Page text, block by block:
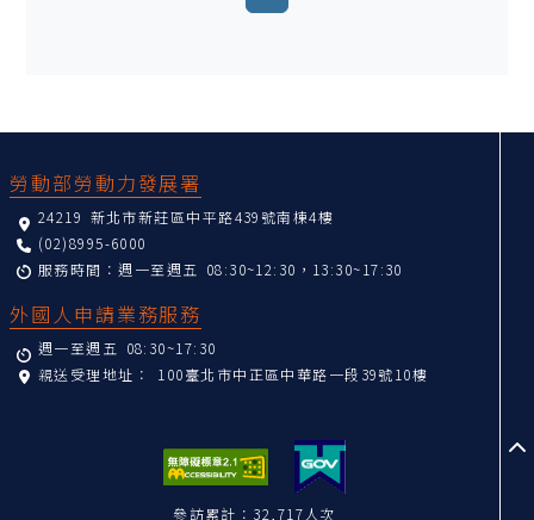
勞動部勞動力發展署
24219 新北市新莊區中平路439號南棟4樓
(02)8995-6000
服務時間：週一至週五 08:30~12:30，13:30~17:30
外國人申請業務服務
週一至週五 08:30~17:30
親送受理地址： 100臺北市中正區中華路一段39號10樓
參訪累計：32,717人次
至